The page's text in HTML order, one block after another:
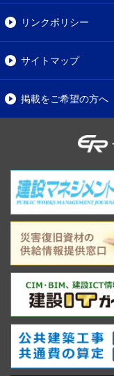
リンクポリシー
サイトマップ
掲載をご希望の方へ